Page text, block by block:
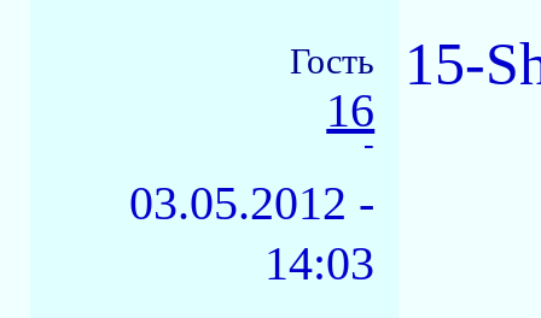
Гость
16
-
03.05.2012 -
14:03
15-